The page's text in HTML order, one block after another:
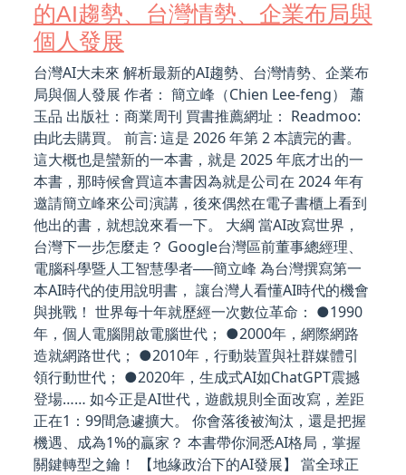
的AI趨勢、台灣情勢、企業布局與
個人發展
台灣AI大未來 解析最新的AI趨勢、台灣情勢、企業布
局與個人發展 作者： 簡立峰（Chien Lee-feng） 蕭
玉品 出版社：商業周刊 買書推薦網址： Readmoo:
由此去購買。 前言: 這是 2026 年第 2 本讀完的書。
這大概也是蠻新的一本書，就是 2025 年底才出的一
本書，那時候會買這本書因為就是公司在 2024 年有
邀請簡立峰來公司演講，後來偶然在電子書櫃上看到
他出的書，就想說來看一下。 大綱 當AI改寫世界，
台灣下一步怎麼走？ Google台灣區前董事總經理、
電腦科學暨人工智慧學者──簡立峰 為台灣撰寫第一
本AI時代的使用說明書， 讓台灣人看懂AI時代的機會
與挑戰！ 世界每十年就歷經一次數位革命： ●1990
年，個人電腦開啟電腦世代； ●2000年，網際網路
造就網路世代； ●2010年，行動裝置與社群媒體引
領行動世代； ●2020年，生成式AI如ChatGPT震撼
登場…… 如今正是AI世代，遊戲規則全面改寫，差距
正在1：99間急遽擴大。 你會落後被淘汰，還是把握
機遇、成為1%的贏家？ 本書帶你洞悉AI格局，掌握
關鍵轉型之鑰！ 【地緣政治下的AI發展】 當全球正